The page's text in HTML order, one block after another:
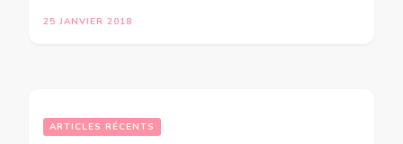
25 JANVIER 2018
ARTICLES RÉCENTS